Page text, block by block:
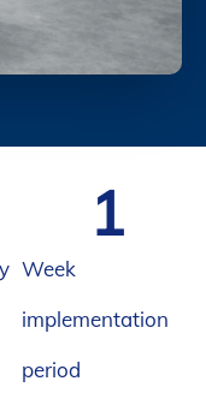
Week
implementation
period
1